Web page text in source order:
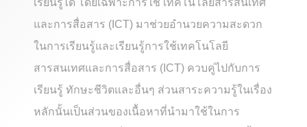
เรียนรู้ได้ โดยเฉพาะการใช้ เทคโนโลยีสารสนเทศ
และการสื่อสาร (ICT) มาช่วยอำนวยความสะดวก
ในการเรียนรู้และเรียนรู้การใช้เทคโนโลยี
สารสนเทศและการสื่อสาร (ICT) ควบคู่ไปกับการ
เรียนรู้ ทักษะชีวิตและอื่นๆ ส่วนสาระความรู้ในเรื่อง
หลักนั้นเป็นส่วนของเนื้อหาที่นำมาใช้ในการ